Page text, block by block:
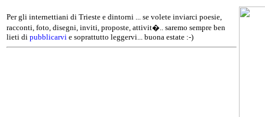
Per gli internettiani di Trieste e dintorni ... se volete inviarci poesie,
racconti, foto, disegni, inviti, proposte, attivit�.. saremo sempre ben
lieti di pubblicarvi e soprattutto leggervi... buona estate :-)